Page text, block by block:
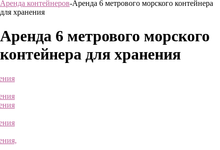
Аренда контейнеров-Аренда 6 метрового морского контейнера
для хранения
Аренда 6 метрового морского
контейнера для хранения